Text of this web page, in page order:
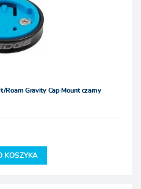
Roam Gravity Cap Mount czarny
KOSZYKA